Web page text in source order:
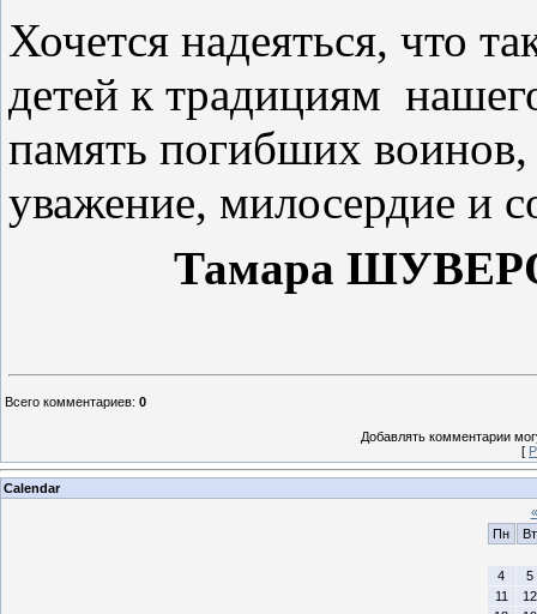
Хочется надеяться, что
детей к традициям
память погибших воинов,
уважение, милосердие и
Тамара
Всего комментариев: 0
Добавлять комментарии
[
Calendar
«
Пн
Вт
4
5
11
12